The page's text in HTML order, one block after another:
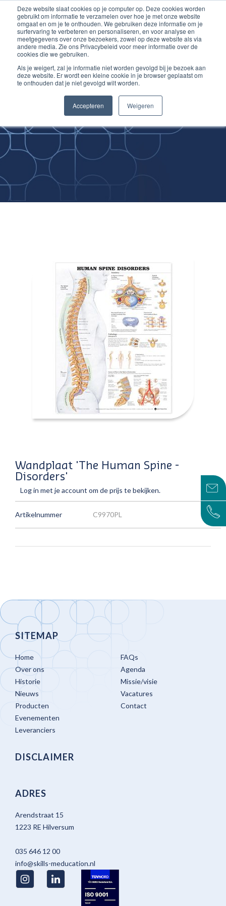
Deze website slaat cookies op je computer op. Deze cookies worden
gebruikt om informatie te verzamelen over hoe je met onze website
omgaat en om je te onthouden. We gebruiken deze informatie om je
surfervaring te verbeteren en personaliseren, en voor analyse en
meetgegevens over onze bezoekers, zowel op deze website als via
andere media. Zie ons Privacybeleid voor meer informatie over de
cookies die we gebruiken.
Als je weigert, zal je informatie niet worden gevolgd bij je bezoek aan
deze website. Er wordt een kleine cookie in je browser geplaatst om
te onthouden dat je niet gevolgd wilt worden.
Accepteren Weigeren
Inloggen account
Ga
naar
de
inhoud
Improving
Medical Skills
Wandplaat 'The Human Spine -
Disorders'
Log in met je account om de prijs te bekijken.
Artikelnummer C9970PL
SITEMAP
Home
Over ons
Historie
Nieuws
Producten
Evenementen
Leveranciers
FAQs
Agenda
Missie/visie
Vacatures
Contact
DISCLAIMER
ADRES
Arendstraat 15
1223 RE Hilversum
035 646 12 00
info@skills-meducation.nl